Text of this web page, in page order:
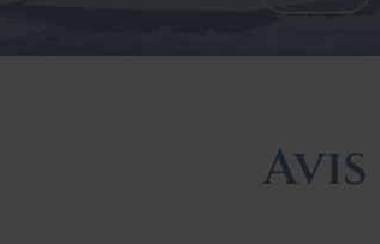
Avis